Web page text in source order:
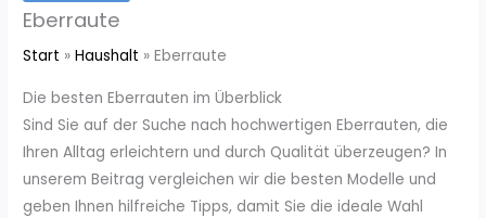
Eberraute
Start Haushalt Eberraute
Die besten Eberrauten im Überblick
Sind Sie auf der Suche nach hochwertigen Eberrauten, die
Ihren Alltag erleichtern und durch Qualität überzeugen? In
unserem Beitrag vergleichen wir die besten Modelle und
geben Ihnen hilfreiche Tipps, damit Sie die ideale Wahl